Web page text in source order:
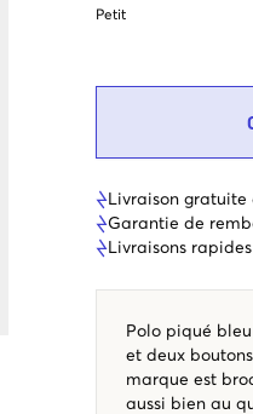
Petit
Livraison
Garantie de
Livraisons rapides
Polo piqué bleu
et deux
marque est
aussi bien au